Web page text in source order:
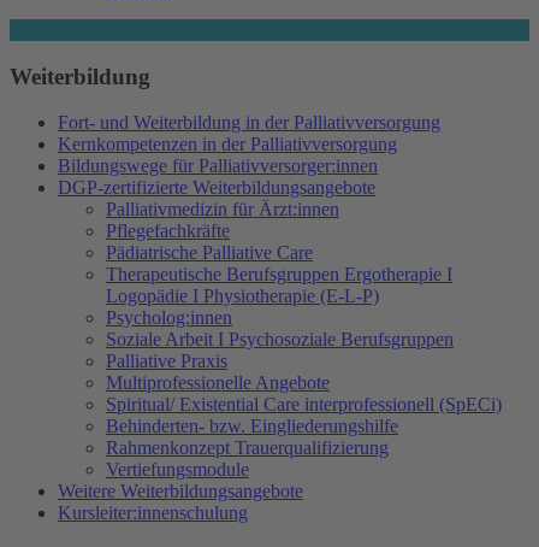
Weiterbildung
Fort- und Weiterbildung in der Palliativversorgung
Kernkompetenzen in der Palliativversorgung
Bildungswege für Palliativversorger:innen
DGP-zertifizierte Weiterbildungsangebote
Palliativmedizin für Ärzt:innen
Pflegefachkräfte
Pädiatrische Palliative Care
Therapeutische Berufsgruppen Ergotherapie I
Logopädie I Physiotherapie (E-L-P)
Psycholog:innen
Soziale Arbeit I Psychosoziale Berufsgruppen
Palliative Praxis
Multiprofessionelle Angebote
Spiritual/ Existential Care interprofessionell (SpECi)
Behinderten- bzw. Eingliederungshilfe
Rahmenkonzept Trauerqualifizierung
Vertiefungsmodule
Weitere Weiterbildungsangebote
Kursleiter:innenschulung